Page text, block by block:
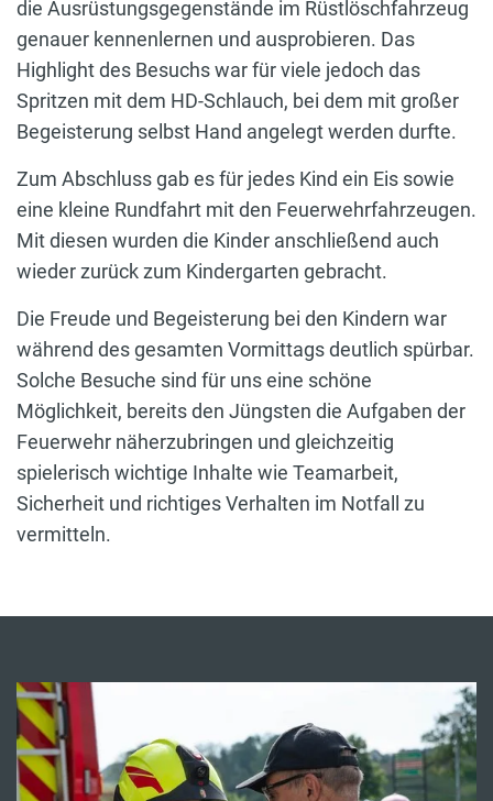
die Ausrüstungsgegenstände im Rüstlöschfahrzeug
genauer kennenlernen und ausprobieren. Das
Highlight des Besuchs war für viele jedoch das
Spritzen mit dem HD-Schlauch, bei dem mit großer
Begeisterung selbst Hand angelegt werden durfte.
Zum Abschluss gab es für jedes Kind ein Eis sowie
eine kleine Rundfahrt mit den Feuerwehrfahrzeugen.
Mit diesen wurden die Kinder anschließend auch
wieder zurück zum Kindergarten gebracht.
Die Freude und Begeisterung bei den Kindern war
während des gesamten Vormittags deutlich spürbar.
Solche Besuche sind für uns eine schöne
Möglichkeit, bereits den Jüngsten die Aufgaben der
Feuerwehr näherzubringen und gleichzeitig
spielerisch wichtige Inhalte wie Teamarbeit,
Sicherheit und richtiges Verhalten im Notfall zu
vermitteln.